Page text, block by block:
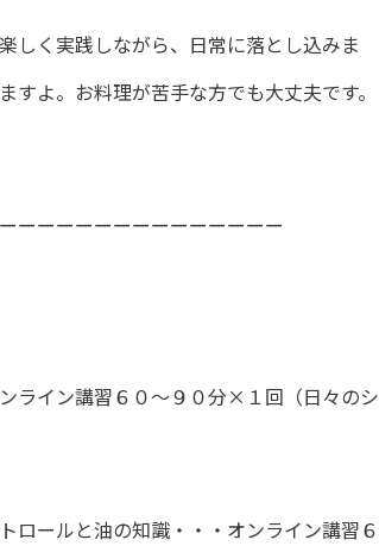
しく実践しながら、日常に落とし込みま
すよ。お料理が苦手な方でも大丈夫です。
ーーーーーーーーーーーーーー
ライン講習６０～９０分×１回（日々のシ
ロールと油の知識・・・オンライン講習６